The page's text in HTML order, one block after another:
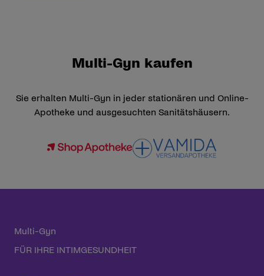
Multi-Gyn kaufen
Sie erhalten Multi-Gyn in jeder stationären und Online-
Apotheke und ausgesuchten Sanitätshäusern.
Multi-Gyn
FÜR IHRE INTIMGESUNDHEIT